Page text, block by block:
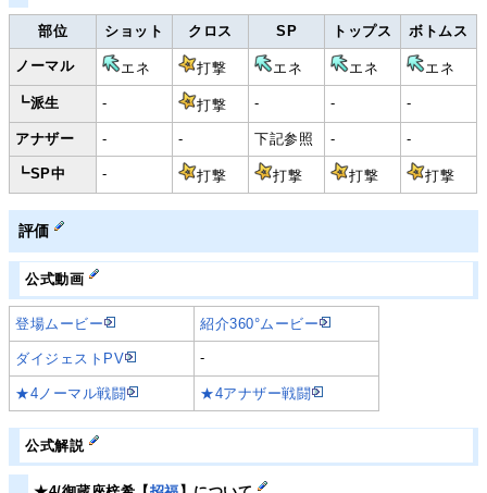
部位 ショット クロス SP トップス ボトムス
ノーマル エネ 打撃 エネ エネ エネ
┗派生 - 打撃 - - -
アナザー - - 下記参照 - -
┗SP中 - 打撃 打撃 打撃 打撃
評価
公式動画
登場ムービー 紹介360°ムービー
ダイジェストPV -
★4ノーマル戦闘 ★4アナザー戦闘
公式解説